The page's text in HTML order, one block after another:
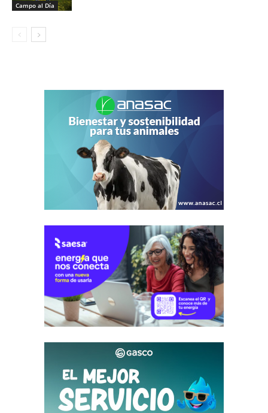
Campo al Día